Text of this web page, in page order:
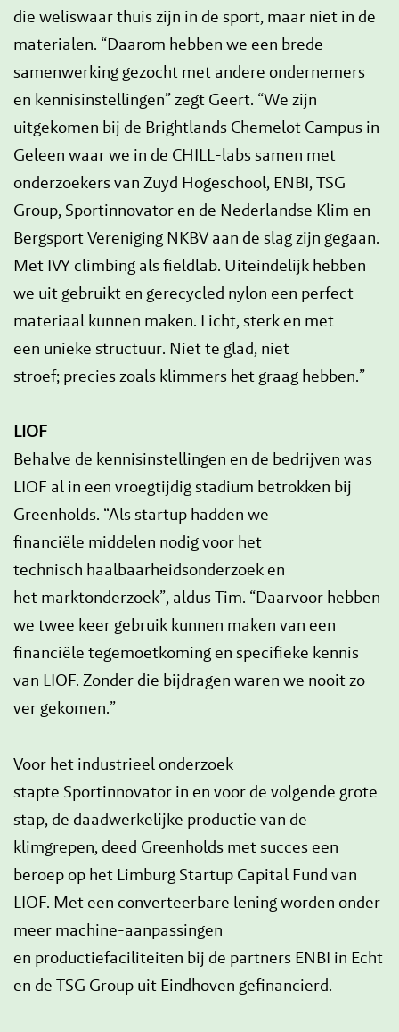
die weliswaar thuis zijn in de sport, maar niet in de
materialen. “Daarom hebben we een brede
samenwerking gezocht met andere ondernemers
en kennisinstellingen” zegt Geert. “We zijn
uitgekomen bij de Brightlands Chemelot Campus in
Geleen waar we in de CHILL-labs samen met
onderzoekers van Zuyd Hogeschool, ENBI, TSG
Group, Sportinnovator en de Nederlandse Klim en
Bergsport Vereniging NKBV aan de slag zijn gegaan.
Met IVY climbing als fieldlab. Uiteindelijk hebben
we uit gebruikt en gerecycled nylon een perfect
materiaal kunnen maken. Licht, sterk en met
een unieke structuur. Niet te glad, niet
stroef; precies zoals klimmers het graag hebben.”
LIOF
Behalve de kennisinstellingen en de bedrijven was
LIOF al in een vroegtijdig stadium betrokken bij
Greenholds. “Als startup hadden we
financiële middelen nodig voor het
technisch haalbaarheidsonderzoek en
het marktonderzoek”, aldus Tim. “Daarvoor hebben
we twee keer gebruik kunnen maken van een
financiële tegemoetkoming en specifieke kennis
van LIOF. Zonder die bijdragen waren we nooit zo
ver gekomen.”
Voor het industrieel onderzoek
stapte Sportinnovator in en voor de volgende grote
stap, de daadwerkelijke productie van de
klimgrepen, deed Greenholds met succes een
beroep op het Limburg Startup Capital Fund van
LIOF. Met een converteerbare lening worden onder
meer machine-aanpassingen
en productiefaciliteiten bij de partners ENBI in Echt
en de TSG Group uit Eindhoven gefinancierd.